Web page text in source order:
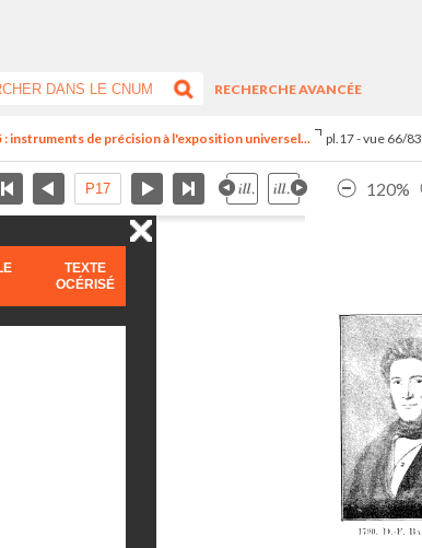
RECHERCHE AVANCÉE
instruments de précision à l'exposition universel... pl.17 - vue 66/83
120%
TEXTE
OCÉRISÉ